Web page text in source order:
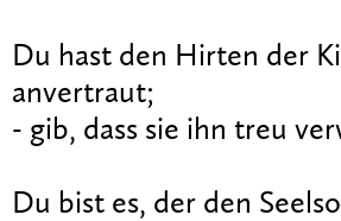
Du hast den Hirten der
anvertraut;
- gib, dass sie ihn treu
Du bist es, der den